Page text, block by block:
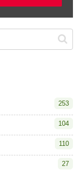
253
104
110
27